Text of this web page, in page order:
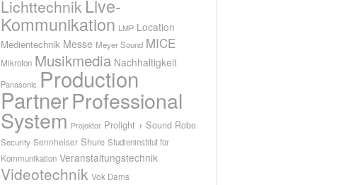
Lichttechnik Live-
Kommunikation LMP Location
Medientechnik Messe Meyer Sound MICE
Mikrofon Musikmedia Nachhaltigkeit
Panasonic Production
PartnerProfessional
System Projektor Prolight + Sound Robe
Security Sennheiser Shure Studieninstitut für
Kommunikation Veranstaltungstechnik
Videotechnik Vok Dams